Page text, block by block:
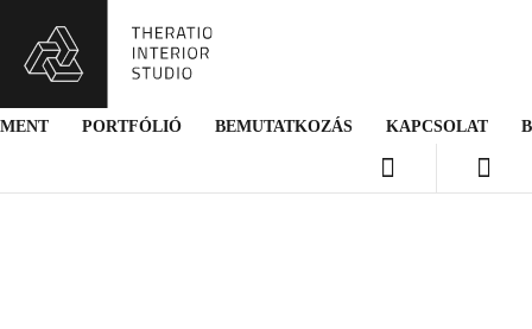
PORTFÓLIÓ BEMUTATKOZÁS KAPCSOLAT